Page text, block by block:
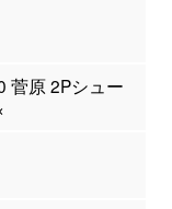
菅原 2Pシュー